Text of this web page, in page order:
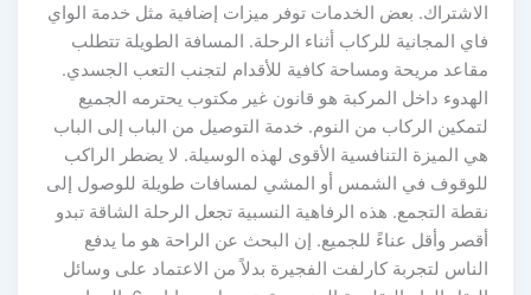
الاشتراك. بعض الخدمات توفر ميزات إضافية مثل خدمة الواي
فاي المجانية للركاب أثناء الرحلة. المسافة الطويلة تتطلب
مقاعد مريحة ومساحة كافية للأقدام لتجنب التعب الجسدي.
الهدوء داخل المركبة هو قانون غير مكتوب يحترمه الجميع
لتمكين الركاب من النوم. خدمة التوصيل من الباب إلى الباب
هي الميزة التنافسية الأقوى لهذه الوسيلة. لا يضطر الراكب
للوقوف في الشمس أو المشي لمسافات طويلة للوصول إلى
نقطة التجمع. هذه الرفاهية النسبية تجعل الرحلة الشاقة تبدو
أقصر وأقل عناءً للجميع. إن البحث عن الراحة هو ما يدفع
الناس لتجربة كارلفت الفجيرة بدلاً من الاعتماد على وسائل